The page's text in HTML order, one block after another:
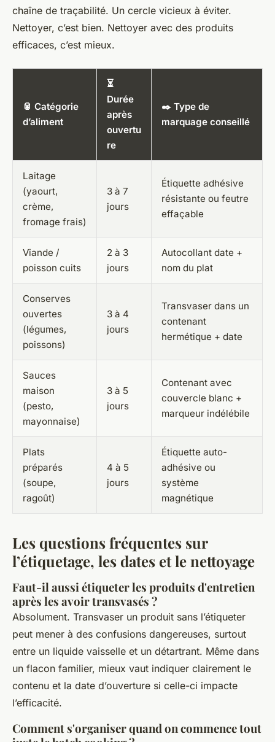
chaîne de traçabilité. Un cercle vicieux à éviter.
Nettoyer, c’est bien. Nettoyer avec des produits
efficaces, c’est mieux.
🥫 Catégorie
d’aliment
⏳
Durée
après
ouvertu
re
✒️ Type de
marquage conseillé
Laitage
(yaourt,
crème,
fromage frais)
3 à 7
jours
Étiquette adhésive
résistante ou feutre
effaçable
Viande /
poisson cuits
2 à 3
jours
Autocollant date +
nom du plat
Conserves
ouvertes
(légumes,
poissons)
3 à 4
jours
Transvaser dans un
contenant
hermétique + date
Sauces
maison
(pesto,
mayonnaise)
3 à 5
jours
Contenant avec
couvercle blanc +
marqueur indélébile
Plats
préparés
(soupe,
ragoût)
4 à 5
jours
Étiquette auto-
adhésive ou
système
magnétique
Les questions fréquentes sur
l’étiquetage, les dates et le nettoyage
Faut-il aussi étiqueter les produits d'entretien
après les avoir transvasés ?
Absolument. Transvaser un produit sans l’étiqueter
peut mener à des confusions dangereuses, surtout
entre un liquide vaisselle et un détartrant. Même dans
un flacon familier, mieux vaut indiquer clairement le
contenu et la date d’ouverture si celle-ci impacte
l’efficacité.
Comment s'organiser quand on commence tout